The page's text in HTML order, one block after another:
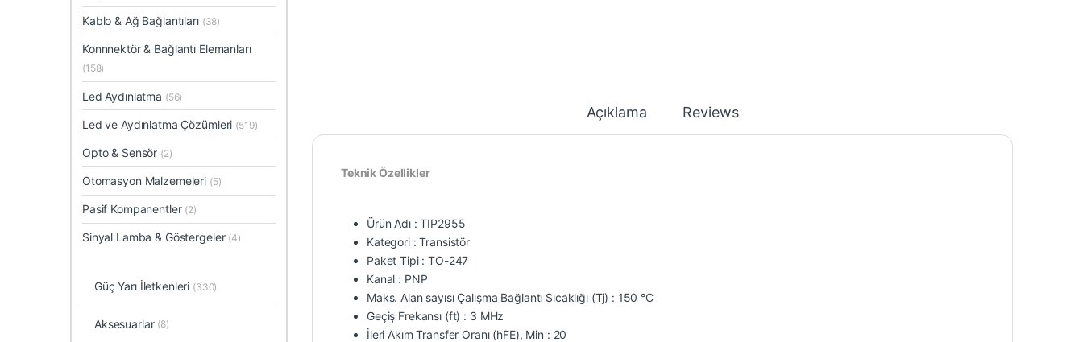
Açıklama Reviews
Teknik Özellikler
Ürün Adı : TIP2955
Kategori : Transistör
Paket Tipi : TO-247
Kanal : PNP
Maks. Alan sayısı Çalışma Bağlantı Sıcaklığı (Tj) : 150 °C
Geçiş Frekansı (ft) : 3 MHz
İleri Akım Transfer Oranı (hFE), Min : 20
Kablo & Ağ Bağlantıları (38)
Konnnektör & Bağlantı Elemanları
(158)
Led Aydınlatma (56)
Led ve Aydınlatma Çözümleri (519)
Opto & Sensör (2)
Otomasyon Malzemeleri (5)
Pasif Kompanentler (2)
Sinyal Lamba & Göstergeler (4)
Güç Yarı İletkenleri (330)
Aksesuarlar (8)